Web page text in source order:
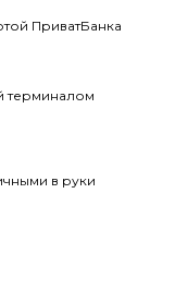
ПриватБанка
терминалом
в руки